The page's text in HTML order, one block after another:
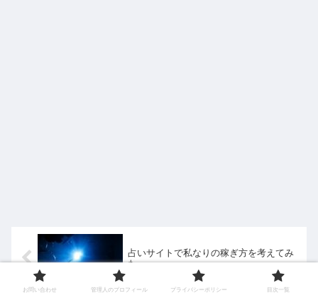
占いサイトで私なりの稼ぎ方を考えてみ
た
お問い合わせ 管理人のプロフィール プライバシーポリシー 目次一覧